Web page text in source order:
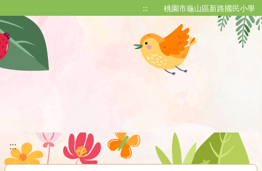
::: 桃園市龜山區新路國民小學
:::